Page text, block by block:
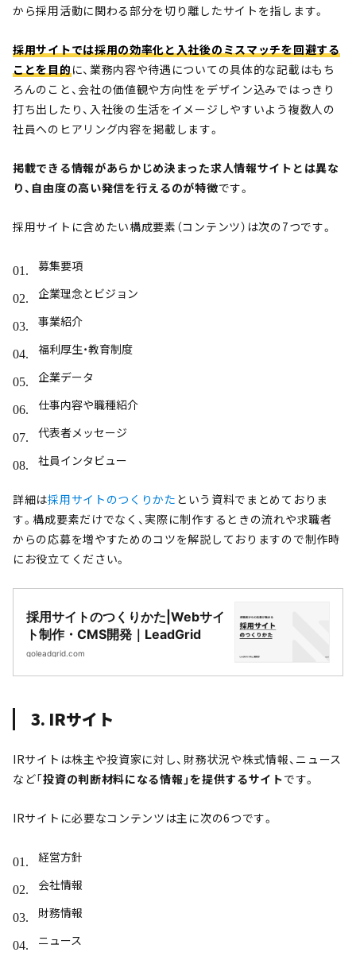
から採用活動に関わる部分を切り離したサイトを指します。
採用サイトでは採用の効率化と入社後のミスマッチを回避する
ことを目的に、業務内容や待遇についての具体的な記載はもち
ろんのこと、会社の価値観や方向性をデザイン込みではっきり
打ち出したり、入社後の生活をイメージしやすいよう複数人の
社員へのヒアリング内容を掲載します。
掲載できる情報があらかじめ決まった求人情報サイトとは異な
り、自由度の高い発信を行えるのが特徴です。
採用サイトに含めたい構成要素（コンテンツ）は次の7つです。
募集要項
企業理念とビジョン
事業紹介
福利厚生・教育制度
企業データ
仕事内容や職種紹介
代表者メッセージ
社員インタビュー
詳細は採用サイトのつくりかた という資料でまとめておりま
す。構成要素だけでなく、実際に制作するときの流れや求職者
からの応募を増やすためのコツを解説しておりますので制作時
にお役立てください。
採用サイトのつくりかた|Webサイ
ト制作・CMS開発｜LeadGrid
goleadgrid.com
3. IRサイト
IRサイトは株主や投資家に対し、財務状況や株式情報、ニュース
など「投資の判断材料になる情報」を提供するサイトです。
IRサイトに必要なコンテンツは主に次の6つです。
経営方針
会社情報
財務情報
ニュース